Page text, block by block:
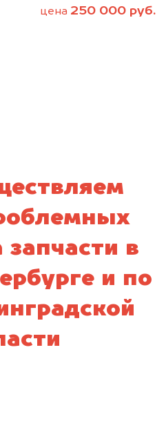
цена 250 000 руб.
в
и по